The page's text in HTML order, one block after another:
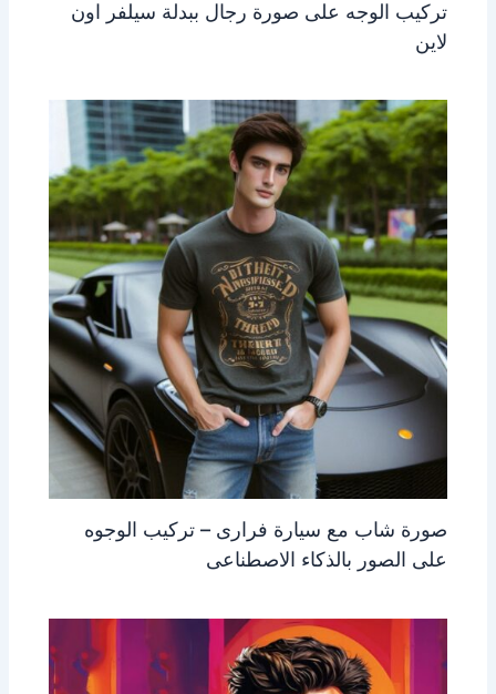
تركيب الوجه على صورة رجال ببدلة سيلفر اون
لاين
صورة شاب مع سيارة فرارى – تركيب الوجوه
على الصور بالذكاء الاصطناعى